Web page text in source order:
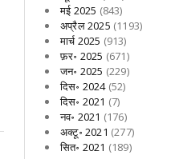
मई 2025 (843)
अप्रैल 2025 (1193)
मार्च 2025 (913)
फ़र॰ 2025 (671)
जन॰ 2025 (229)
दिस॰ 2024(52)
दिस॰ 2021 (7)
नव॰ 2021 (176)
अक्टू॰ 2021 (277)
सित॰ 2021 (189)